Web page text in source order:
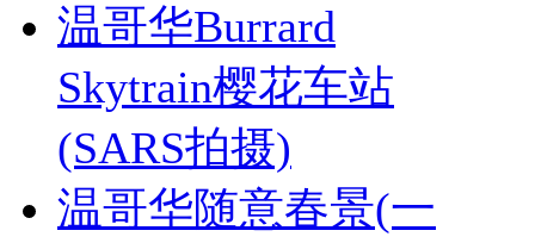
温哥华Burrard
Skytrain樱花车站
(SARS拍摄)
温哥华随意春景(一